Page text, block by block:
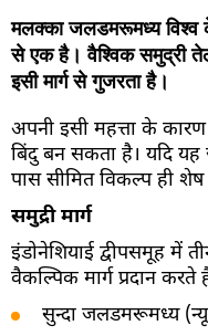
मलक्का जलडमरूमध्य विश्व
से एक है। वैश्विक समुद्री
इसी मार्ग से गुजरता है।
अपनी इसी महत्ता के
बिंदु बन सकता है। यदि यह
पास सीमित विकल्प ही शेष
समुद्री मार्ग
इंडोनेशियाई द्वीपसमूह में
वैकल्पिक मार्ग प्रदान करते
सुन्दा जलडमरूमध्य